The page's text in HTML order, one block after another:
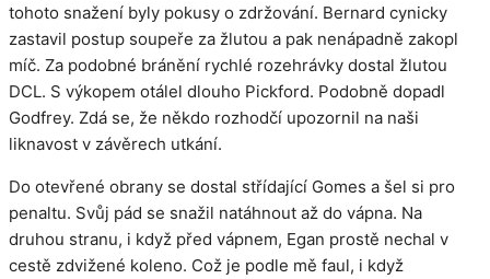
tohoto snažení byly pokusy o zdržování. Bernard cynicky
zastavil postup soupeře za žlutou a pak nenápadně zakopl
míč. Za podobné bránění rychlé rozehrávky dostal žlutou
DCL. S výkopem otálel dlouho Pickford. Podobně dopadl
Godfrey. Zdá se, že někdo rozhodčí upozornil na naši
liknavost v závěrech utkání.
Do otevřené obrany se dostal střídající Gomes a šel si pro
penaltu. Svůj pád se snažil natáhnout až do vápna. Na
druhou stranu, i když před vápnem, Egan prostě nechal v
cestě zdvižené koleno. Což je podle mě faul, i když